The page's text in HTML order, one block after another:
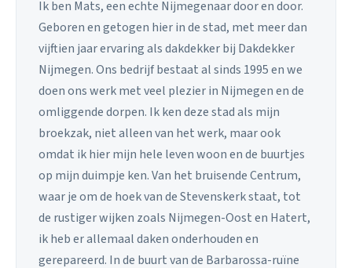
Ik ben Mats, een echte Nijmegenaar door en door.
Geboren en getogen hier in de stad, met meer dan
vijftien jaar ervaring als dakdekker bij Dakdekker
Nijmegen. Ons bedrijf bestaat al sinds 1995 en we
doen ons werk met veel plezier in Nijmegen en de
omliggende dorpen. Ik ken deze stad als mijn
broekzak, niet alleen van het werk, maar ook
omdat ik hier mijn hele leven woon en de buurtjes
op mijn duimpje ken. Van het bruisende Centrum,
waar je om de hoek van de Stevenskerk staat, tot
de rustiger wijken zoals Nijmegen-Oost en Hatert,
ik heb er allemaal daken onderhouden en
gerepareerd. In de buurt van de Barbarossa-ruïne